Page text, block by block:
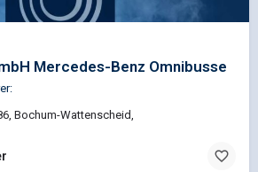
Mercedes-Benz Omnibusse
Bochum-Wattenscheid,